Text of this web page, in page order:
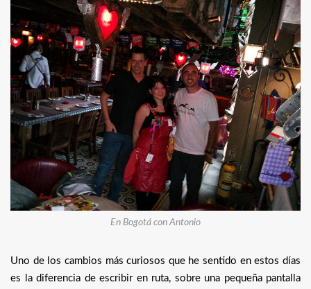
En Bogotá con Antonio
Uno de los cambios más curiosos que he sentido en estos días
es la diferencia de escribir en ruta, sobre una pequeña pantalla